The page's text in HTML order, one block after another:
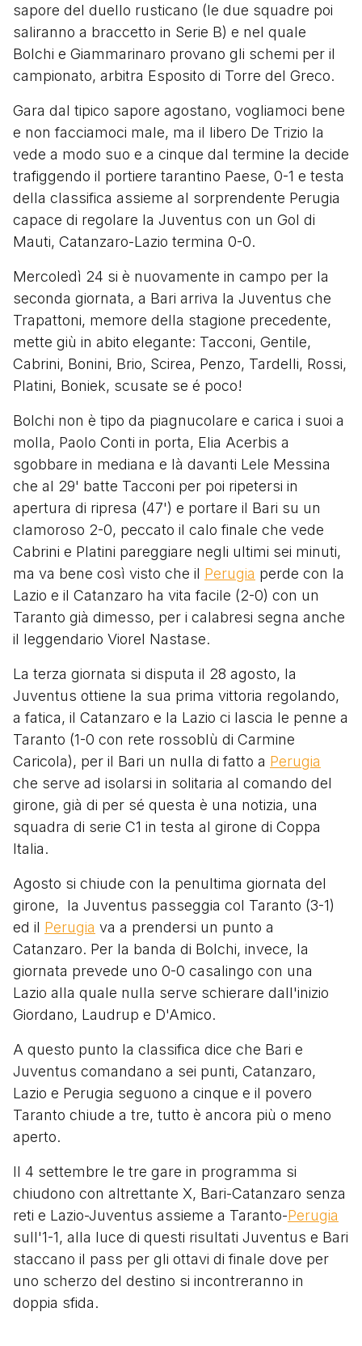
sapore del duello rusticano (le due squadre poi
saliranno a braccetto in Serie B) e nel quale
Bolchi e Giammarinaro provano gli schemi per il
campionato, arbitra Esposito di Torre del Greco.
Gara dal tipico sapore agostano, vogliamoci bene
e non facciamoci male, ma il libero De Trizio la
vede a modo suo e a cinque dal termine la decide
trafiggendo il portiere tarantino Paese, 0-1 e testa
della classifica assieme al sorprendente Perugia
capace di regolare la Juventus con un Gol di
Mauti, Catanzaro-Lazio termina 0-0.
Mercoledì 24 si è nuovamente in campo per la
seconda giornata, a Bari arriva la Juventus che
Trapattoni, memore della stagione precedente,
mette giù in abito elegante: Tacconi, Gentile,
Cabrini, Bonini, Brio, Scirea, Penzo, Tardelli, Rossi,
Platini, Boniek, scusate se é poco!
Bolchi non è tipo da piagnucolare e carica i suoi a
molla, Paolo Conti in porta, Elia Acerbis a
sgobbare in mediana e là davanti Lele Messina
che al 29' batte Tacconi per poi ripetersi in
apertura di ripresa (47') e portare il Bari su un
clamoroso 2-0, peccato il calo finale che vede
Cabrini e Platini pareggiare negli ultimi sei minuti,
ma va bene così visto che il Perugia perde con la
Lazio e il Catanzaro ha vita facile (2-0) con un
Taranto già dimesso, per i calabresi segna anche
il leggendario Viorel Nastase.
La terza giornata si disputa il 28 agosto, la
Juventus ottiene la sua prima vittoria regolando,
a fatica, il Catanzaro e la Lazio ci lascia le penne a
Taranto (1-0 con rete rossoblù di Carmine
Caricola), per il Bari un nulla di fatto a Perugia
che serve ad isolarsi in solitaria al comando del
girone, già di per sé questa è una notizia, una
squadra di serie C1 in testa al girone di Coppa
Italia.
Agosto si chiude con la penultima giornata del
girone, la Juventus passeggia col Taranto (3-1)
ed il Perugia va a prendersi un punto a
Catanzaro. Per la banda di Bolchi, invece, la
giornata prevede uno 0-0 casalingo con una
Lazio alla quale nulla serve schierare dall'inizio
Giordano, Laudrup e D'Amico.
A questo punto la classifica dice che Bari e
Juventus comandano a sei punti, Catanzaro,
Lazio e Perugia seguono a cinque e il povero
Taranto chiude a tre, tutto è ancora più o meno
aperto.
Il 4 settembre le tre gare in programma si
chiudono con altrettante X, Bari-Catanzaro senza
reti e Lazio-Juventus assieme a Taranto-Perugia
sull'1-1, alla luce di questi risultati Juventus e Bari
staccano il pass per gli ottavi di finale dove per
uno scherzo del destino si incontreranno in
doppia sfida.